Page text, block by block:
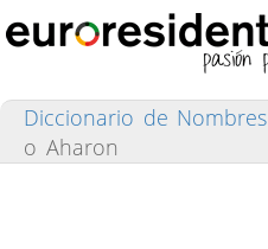
Diccionario de Nombres
o Aharon